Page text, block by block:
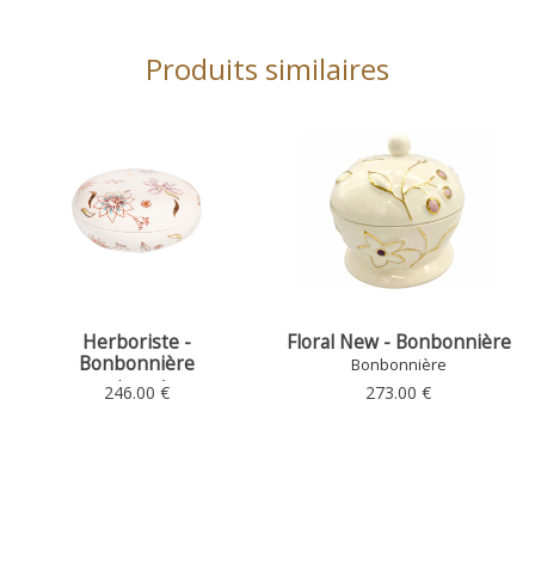
Produits similaires
Herboriste -
Bonbonnière
Bonbonnière
246.00 €
Floral New - Bonbonnière
Bonbonnière
273.00 €